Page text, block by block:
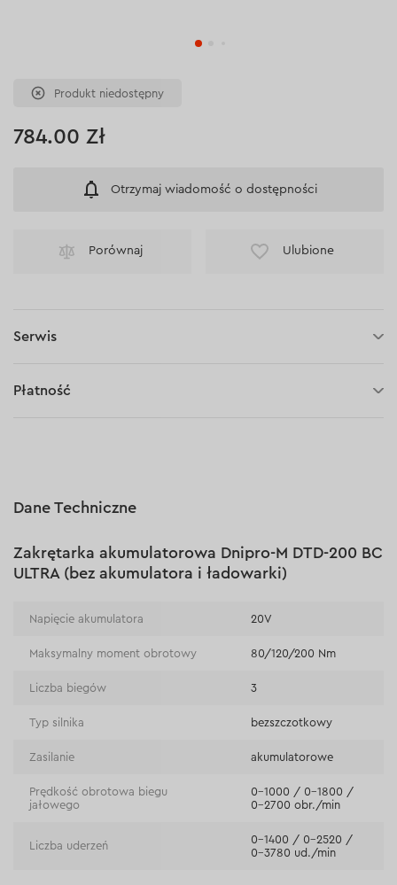
Produkt niedostępny
784.00 Zł
Otrzymaj wiadomość o dostępności
Porównaj Ulubione
Serwis
akumulatora i ładowarki):
Płatność
Płatność na rachunek bieżący (przelew tradycyjny)
Dane Techniczne
Zakrętarka akumulatorowa Dnipro-M DTD-200 BC
ULTRA (bez akumulatora i ładowarki)
Napięcie akumulatora 20V
Maksymalny moment obrotowy 80/120/200 Nm
Liczba biegów 3
Typ silnika bezszczotkowy
Zasilanie akumulatorowe
Prędkość obrotowa biegu
jałowego
0–1000 / 0–1800 /
0–2700 obr./min
Liczba uderzeń
0–1400 / 0–2520 /
0–3780 ud./min